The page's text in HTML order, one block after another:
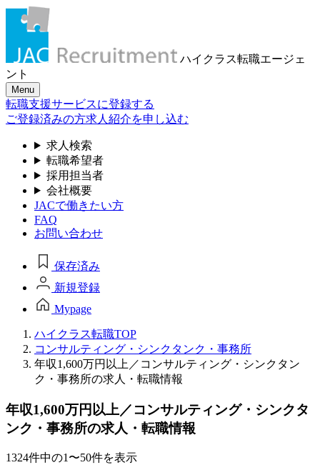
ハイクラス転職エージェ
ント
Menu
転職支援サービスに登録する
ご登録済みの方求人紹介を申し込む
求人検索
転職希望者
採用担当者
会社概要
JACで働きたい方
FAQ
お問い合わせ
保存済み
新規登録
Mypage
ハイクラス転職TOP
コンサルティング・シンクタンク・事務所
年収1,600万円以上／コンサルティング・シンクタン
ク・事務所の求人・転職情報
年収1,600万円以上／コンサルティング・シンクタ
ンク・事務所の求人・転職情報
1324件中の1〜50件を表示